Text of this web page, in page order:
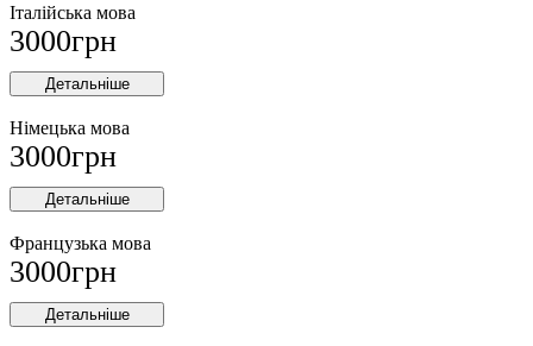
Італійська мова
3000грн
Детальніше
Німецька мова
3000грн
Детальніше
Французька мова
3000грн
Детальніше